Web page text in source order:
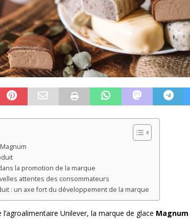
la promotion de la marque
attentes des consommateurs
: un axe fort du développement de la marque
Unilever, la marque de glace Magnum